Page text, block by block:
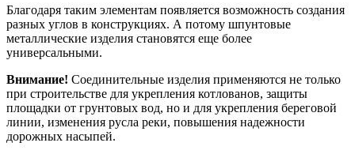
Благодаря таким элементам появляется возможность создания
разных углов в конструкциях. А потому шпунтовые
металлические изделия становятся еще более
универсальными.
Внимание! Соединительные изделия применяются не только
при строительстве для укрепления котлованов, защиты
площадки от грунтовых вод, но и для укрепления береговой
линии, изменения русла реки, повышения надежности
дорожных насыпей.